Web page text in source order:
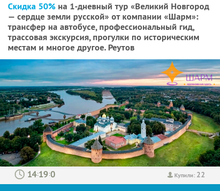
Скидка 50% на 1-дневный тур «Великий Новгород
— сердце земли русской» от компании «Шарм»:
трансфер на автобусе, профессиональный гид,
трассовая экскурсия, прогулки по историческим
местам и многое другое. Реутов
Купили: 22
: :